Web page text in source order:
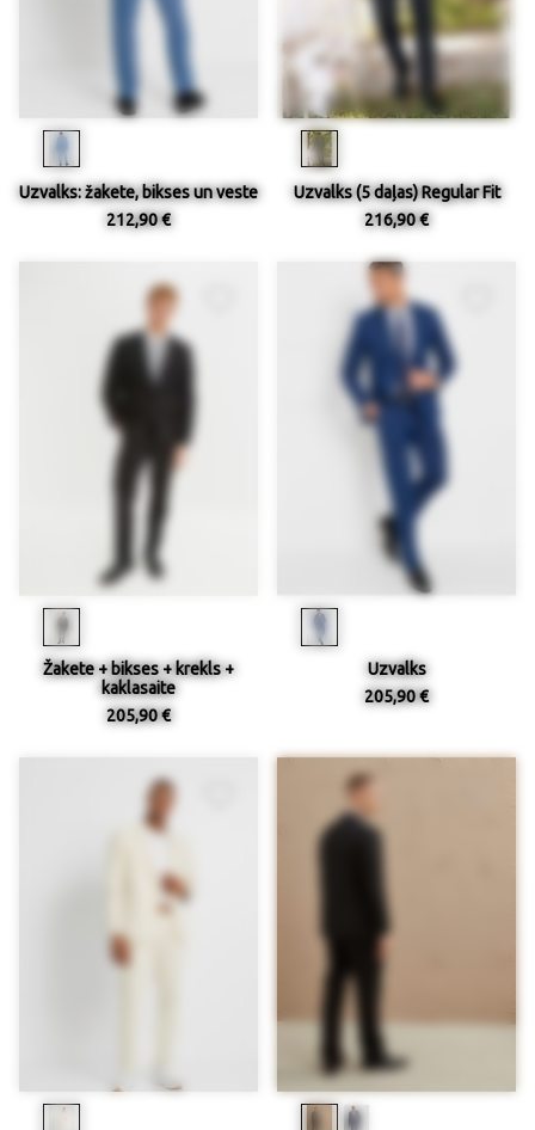
Uzvalks: žakete, bikses un veste
212,90 €
Uzvalks (5 daļas) Regular Fit
216,90 €
Žakete + bikses + krekls +
kaklasaite
205,90 €
Uzvalks
205,90 €